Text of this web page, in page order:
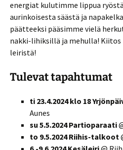
energiat kulutimme lippua
aurinkoisesta säästä ja
päätteeksi pääsimme vielä
nakki-lihiksillä ja mehulla! Kiitos
leiristä!
Tulevat tapahtumat
ti 23.4.2024 klo 18
Aunes
su 5.5.2024 Partioparaati
to 9.5.2024 Riihis-talkoot